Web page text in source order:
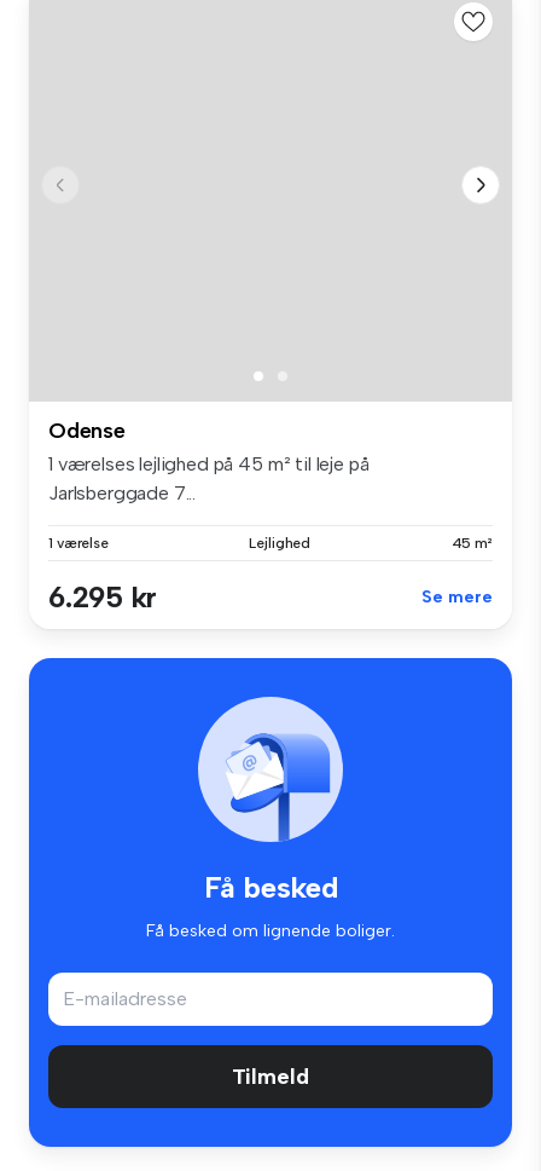
Odense
1 værelses lejlighed på 45 m² til leje på
Jarlsberggade 7...
1 værelse Lejlighed 45 m²
6.295 kr Se mere
Få besked
Få besked om lignende boliger.
Tilmeld